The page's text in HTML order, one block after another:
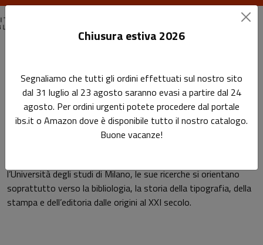
Giorgio Montecchi
Pagina di Giorgio Montecchi
l’Università degli studi di Milano, le sue ricerche si orientano
soprattutto verso la bibliologia, la storia della tipografia, della
stampa e dell’editoria dalle origini al XXI secolo.
Chiusura estiva 2026
Segnaliamo che tutti gli ordini effettuati sul nostro sito
dal 31 luglio al 23 agosto saranno evasi a partire dal 24
agosto. Per ordini urgenti potete procedere dal portale
ibs.it o Amazon dove è disponibile tutto il nostro catalogo.
Buone vacanze!